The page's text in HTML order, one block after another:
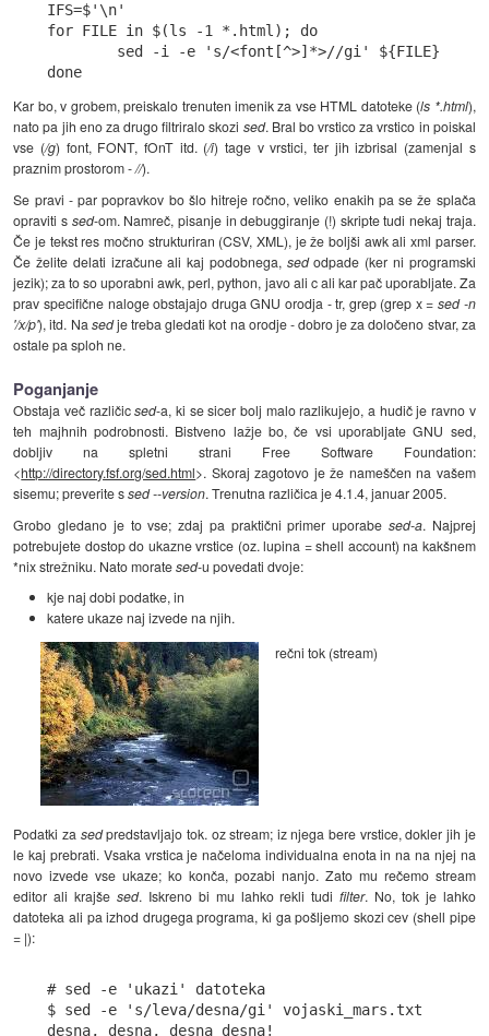
IFS=$'\n'
for FILE in $(ls -1 *.html); do
Kar bo, v grobem, preiskalo trenuten imenik za vse HTML datoteke (ls *.html),
nato pa jih eno za drugo filtriralo skozi sed. Bral bo vrstico za vrstico in poiskal
vse (/g) font, FONT, fOnT itd. (/i) tage v vrstici, ter jih izbrisal (zamenjal s
praznim prostorom -//).
Se pravi - par popravkov bo šlo hitreje ročno, veliko enakih pa se že splača
opraviti s sed-om. Namreč, pisanje in debuggiranje (!) skripte tudi nekaj traja.
Če je tekst res močno strukturiran (CSV, XML), je že boljši awk ali xml parser.
Če želite delati izračune ali kaj podobnega, sedodpade (ker ni programski
jezik); za to so uporabni awk, perl, python, javo ali c ali kar pač uporabljate. Za
prav specifične naloge obstajajo druga GNU orodja - tr, grep (grep x =sed -n
'/x/p'), itd. Na sedje treba gledati kot na orodje - dobro je za določeno stvar, za
ostale pa sploh ne.
Poganjanje
Obstaja več različicsed-a, ki se sicer bolj malo razlikujejo, a hudič je ravno v
teh majhnih podrobnosti. Bistveno lažje bo, če vsi uporabljate GNU sed,
dobljiv na spletni strani Free Software Foundation:
<http://directory.fsf.org/sed.html>. Skoraj zagotovo je že nameščen na vašem
sisemu; preverite ssed --version. Trenutna različica je 4.1.4, januar 2005.
Grobo gledano je to vse; zdaj pa praktični primer uporabe sed-a. Najprej
potrebujete dostop do ukazne vrstice (oz. lupina = shell account) na kakšnem
*nix strežniku. Nato moratesed-u povedati dvoje:
kje naj dobi podatke, in
katere ukaze naj izvede na njih.
rečni tok (stream)
Podatki za sedpredstavljajo tok. oz stream; iz njega bere vrstice, dokler jih je
le kaj prebrati. Vsaka vrstica je načeloma individualna enota in na na njej na
novo izvede vse ukaze; ko konča, pozabi nanjo. Zato mu rečemo stream
editor ali krajše sed. Iskreno bi mu lahko rekli tudifilter. No, tok je lahko
datoteka ali pa izhod drugega programa, ki ga pošljemo skozi cev (shell pipe
= |):
# sed -e 'ukazi' datoteka
$ sed -e 's/leva/desna/gi' vojaski_mars.txt
desna, desna, desna desna!